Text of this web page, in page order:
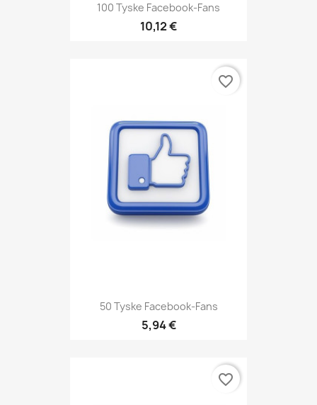
100 Tyske Facebook-Fans
10,12 €
50 Tyske Facebook-Fans
5,94 €
favorite_border
favorite_border